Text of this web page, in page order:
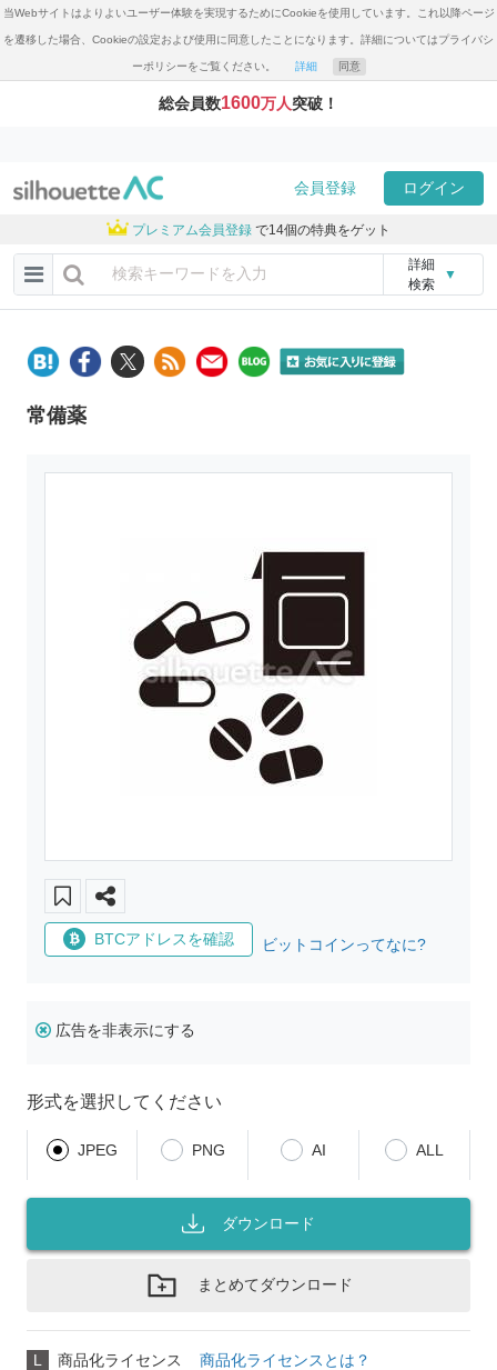
当Webサイトはよりよいユーザー体験を実現するためにCookieを使用しています。これ以降ページ
を遷移した場合、Cookieの設定および使用に同意したことになります。詳細についてはプライバシ
ーポリシーをご覧ください。 詳細 同意
総会員数1600万人突破！
会員登録 ログイン
プレミアム会員登録 で14個の特典をゲット
詳細
検索
▼
常備薬
BTCアドレスを確認 ビットコインってなに?
広告を非表示にする
形式を選択してください
JPEG PNG AI ALL
ダウンロード
まとめてダウンロード
L 商品化ライセンス 商品化ライセンスとは？